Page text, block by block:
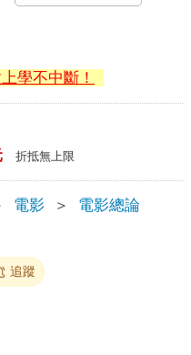
學不中斷！
折抵無上限
電影 ＞ 電影總論
追蹤